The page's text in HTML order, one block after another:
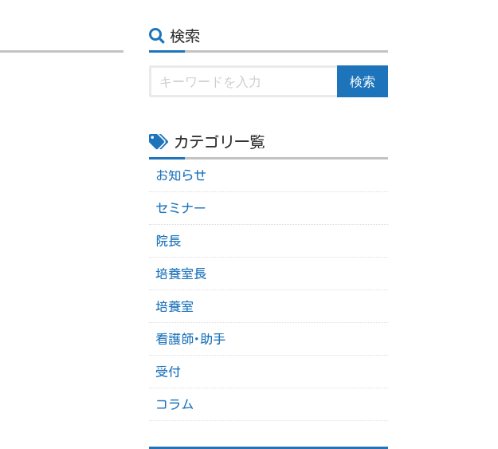
検索
検索
カテゴリ一覧
お知らせ
セミナー
院長
培養室長
培養室
看護師･助手
受付
コラム